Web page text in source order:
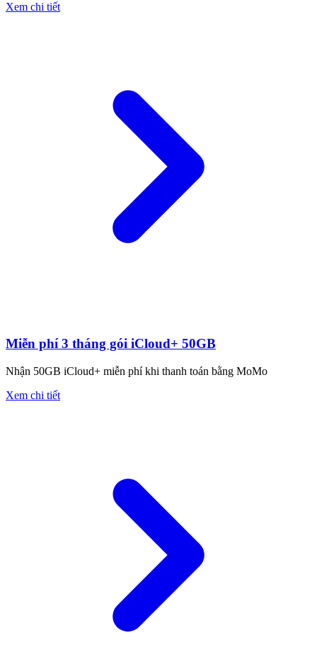
Xem chi tiết
Miễn phí 3 tháng gói iCloud+ 50GB
Nhận 50GB iCloud+ miễn phí khi thanh toán bằng MoMo
Xem chi tiết